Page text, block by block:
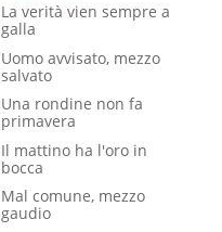
La verità vien sempre a
galla
Uomo avvisato, mezzo
salvato
Una rondine non fa
primavera
Il mattino ha l'oro in
bocca
Mal comune, mezzo
gaudio